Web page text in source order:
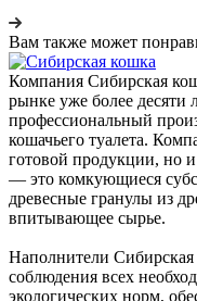
Вам также может
Компания Сибирская
рынке уже более десяти
профессиональный
кошачьего туалета.
готовой продукции, но
— это комкующиеся
древесные гранулы из
впитывающее сырье.
Наполнители Сибирская
соблюдения всех
экологических норм,